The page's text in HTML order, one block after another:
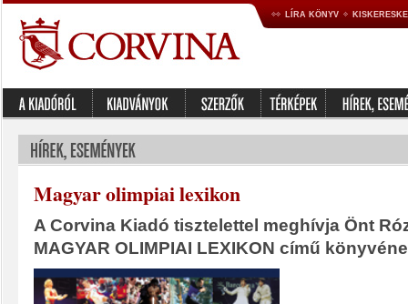
LÍRA KÖNYV
Magyar olimpiai lexikon
A Corvina Kiadó tisztelettel meghívja Önt
MAGYAR OLIMPIAI LEXIKON című